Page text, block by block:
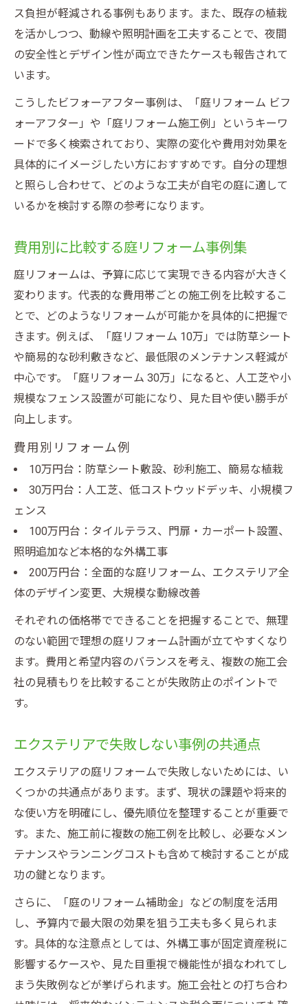
ス負担が軽減される事例もあります。また、既存の植栽
を活かしつつ、動線や照明計画を工夫することで、夜間
の安全性とデザイン性が両立できたケースも報告されて
います。
こうしたビフォーアフター事例は、「庭リフォーム ビフ
ォーアフター」や「庭リフォーム施工例」というキーワ
ードで多く検索されており、実際の変化や費用対効果を
具体的にイメージしたい方におすすめです。自分の理想
と照らし合わせて、どのような工夫が自宅の庭に適して
いるかを検討する際の参考になります。
費用別に比較する庭リフォーム事例集
庭リフォームは、予算に応じて実現できる内容が大きく
変わります。代表的な費用帯ごとの施工例を比較するこ
とで、どのようなリフォームが可能かを具体的に把握で
きます。例えば、「庭リフォーム 10万」では防草シート
や簡易的な砂利敷きなど、最低限のメンテナンス軽減が
中心です。「庭リフォーム 30万」になると、人工芝や小
規模なフェンス設置が可能になり、見た目や使い勝手が
向上します。
費用別リフォーム例
10万円台：防草シート敷設、砂利施工、簡易な植栽
30万円台：人工芝、低コストウッドデッキ、小規模フ
ェンス
100万円台：タイルテラス、門扉・カーポート設置、
照明追加など本格的な外構工事
200万円台：全面的な庭リフォーム、エクステリア全
体のデザイン変更、大規模な動線改善
それぞれの価格帯でできることを把握することで、無理
のない範囲で理想の庭リフォーム計画が立てやすくなり
ます。費用と希望内容のバランスを考え、複数の施工会
社の見積もりを比較することが失敗防止のポイントで
す。
エクステリアで失敗しない事例の共通点
エクステリアの庭リフォームで失敗しないためには、い
くつかの共通点があります。まず、現状の課題や将来的
な使い方を明確にし、優先順位を整理することが重要で
す。また、施工前に複数の施工例を比較し、必要なメン
テナンスやランニングコストも含めて検討することが成
功の鍵となります。
さらに、「庭のリフォーム補助金」などの制度を活用
し、予算内で最大限の効果を狙う工夫も多く見られま
す。具体的な注意点としては、外構工事が固定資産税に
影響するケースや、見た目重視で機能性が損なわれてし
まう失敗例などが挙げられます。施工会社との打ち合わ